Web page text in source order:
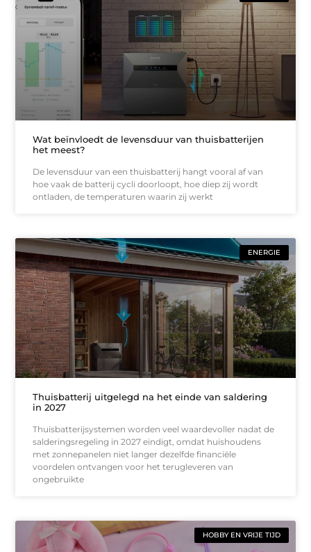
Wat beïnvloedt de levensduur van thuisbatterijen
het meest?
De levensduur van een thuisbatterij hangt vooral af van
hoe vaak de batterij cycli doorloopt, hoe diep zij wordt
ontladen, de temperaturen waarin zij werkt
ENERGIE
Thuisbatterij uitgelegd na het einde van saldering
in 2027
Thuisbatterijsystemen worden veel waardevoller nadat de
salderingsregeling in 2027 eindigt, omdat huishoudens
met zonnepanelen niet langer dezelfde financiële
voordelen ontvangen voor het terugleveren van
ongebruikte
HOBBY EN VRIJE TIJD